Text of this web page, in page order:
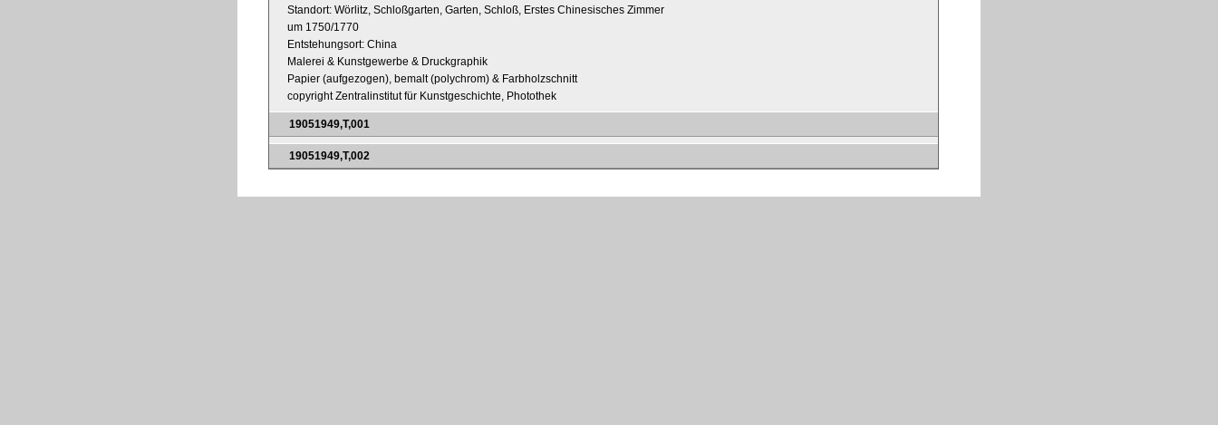
Standort: Wörlitz, Schloßgarten, Garten, Schloß, Erstes Chinesisches Zimmer
um 1750/1770
Entstehungsort: China
Malerei & Kunstgewerbe & Druckgraphik
Papier (aufgezogen), bemalt (polychrom) & Farbholzschnitt
copyright Zentralinstitut für Kunstgeschichte, Photothek
19051949,T,001
19051949,T,002